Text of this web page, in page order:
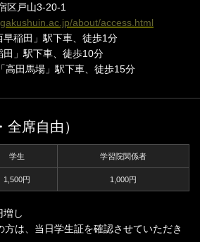
区戸山3-20-1
about/access.html
稲田」駅下車、徒歩1分
」駅下車、徒歩10分
高田馬場」駅下車、徒歩15分
席自由）
学生 学習院関係者
1,500円 1,000円
し
は、当日学生証を確認させていただき